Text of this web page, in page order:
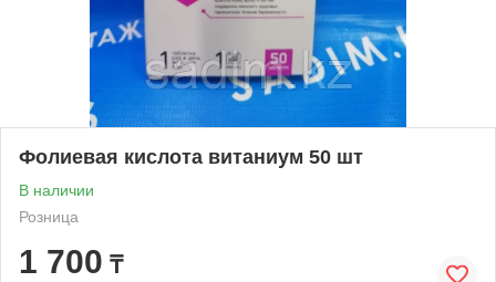
Фолиевая кислота витаниум 50 шт
В наличии
Розница
1 700 ₸